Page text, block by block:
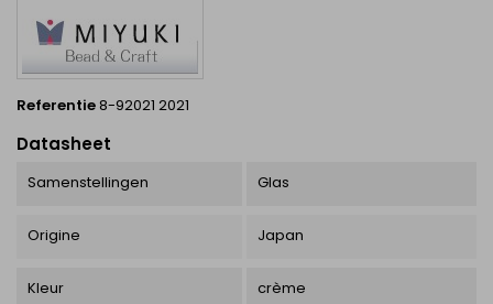
Referentie8-92021 2021
Datasheet
Samenstellingen Glas
Origine Japan
Kleur crème